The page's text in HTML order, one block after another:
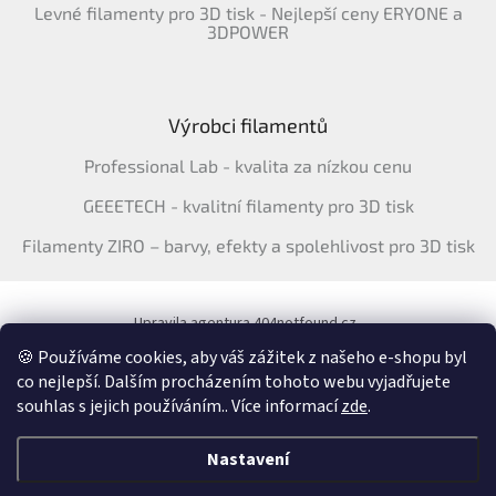
🍪 Používáme cookies, aby váš zážitek z našeho e-shopu byl
co nejlepší. Dalším procházením tohoto webu vyjadřujete
souhlas s jejich používáním.. Více informacízde.
Nastavení
Levné filamenty pro 3D tisk - Nejlepší ceny ERYONE a
3DPOWER
Výrobci filamentů
Professional Lab - kvalita za nízkou cenu
GEEETECH - kvalitní filamenty pro 3D tisk
Filamenty ZIRO – barvy, efekty a spolehlivost pro 3D tisk
Upravila agentura 404notfound.cz
Katalog filamentů ERYONE pro ČR
Vytvořil Shoptet &